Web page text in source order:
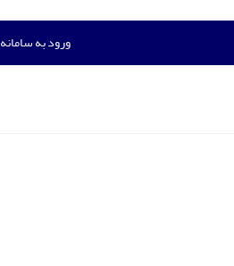
ورود به سامانه